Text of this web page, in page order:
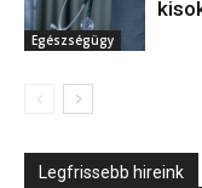
Egészségügy
Legfrissebb hireink